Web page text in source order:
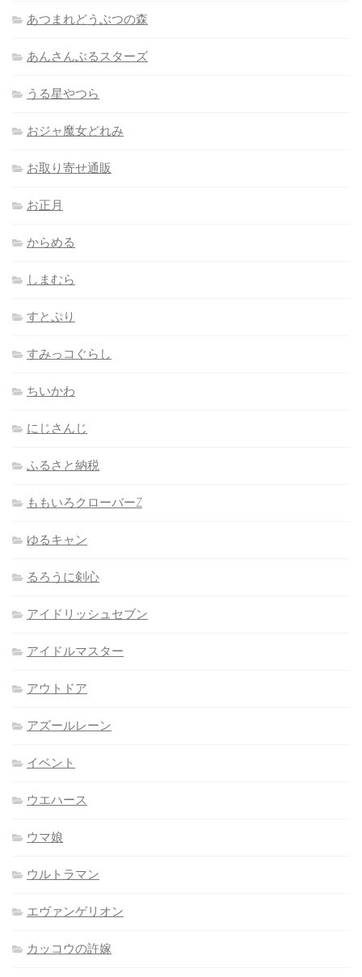
あつまれどうぶつの森
あんさんぶるスターズ
うる星やつら
おジャ魔女どれみ
お取り寄せ通販
お正月
からめる
しまむら
すとぷり
すみっコぐらし
ちいかわ
にじさんじ
ふるさと納税
ももいろクローバーZ
ゆるキャン
るろうに剣心
アイドリッシュセブン
アイドルマスター
アウトドア
アズールレーン
イベント
ウエハース
ウマ娘
ウルトラマン
エヴァンゲリオン
カッコウの許嫁